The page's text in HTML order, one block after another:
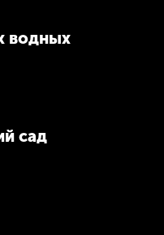
водных
сад